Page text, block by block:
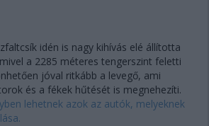
idén is nagy kihívás elé állította
a 2285 méteres tengerszint feletti
jóval ritkább a levegő, ami
és a fékek hűtését is megnehezíti.
lehetnek azok az autók, melyeknek